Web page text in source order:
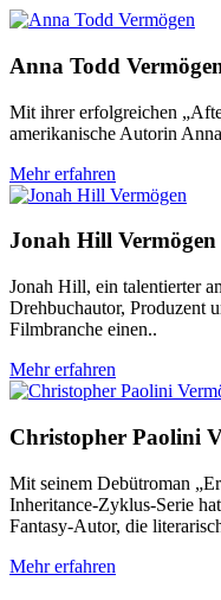
Anna Todd
Mit ihrer erfolgreichen
amerikanische Autorin
Mehr erfahren
Jonah Hill Vermögen
Jonah Hill, ein talentierter
Drehbuchautor, Produzent
Filmbranche einen..
Mehr erfahren
Christopher Paolini
Mit seinem Debütroman
Inheritance-Zyklus-Serie
Fantasy-Autor, die
Mehr erfahren